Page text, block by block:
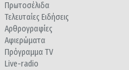
Πρωτοσέλιδα
Τελευταίες Ειδήσεις
Αρθρογραφίες
Αφιερώματα
Πρόγραμμα TV
Live-radio